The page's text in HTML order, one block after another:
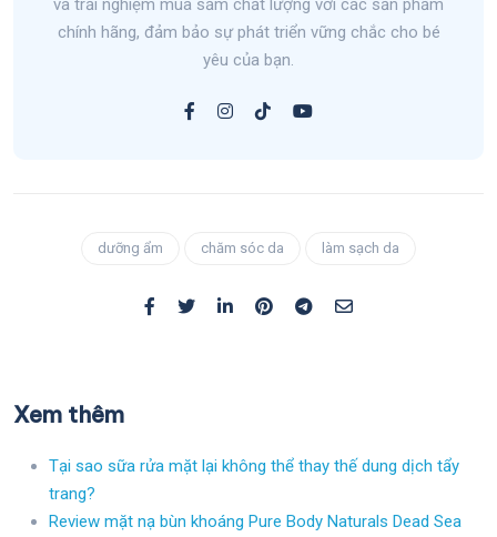
và trải nghiệm mua sắm chất lượng với các sản phẩm
chính hãng, đảm bảo sự phát triển vững chắc cho bé
yêu của bạn.
dưỡng ẩm chăm sóc da làm sạch da
Xem thêm
Tại sao sữa rửa mặt lại không thể thay thế dung dịch tẩy
trang?
Review mặt nạ bùn khoáng Pure Body Naturals Dead Sea